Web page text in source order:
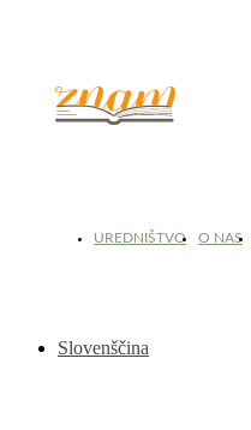
UREDNIŠTVO O NAS
Slovenščina